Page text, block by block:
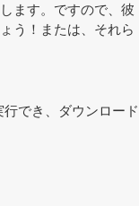
ます。ですので、彼
う！または、それら
でき、ダウンロード